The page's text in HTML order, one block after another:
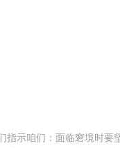
示咱们：面临窘境时